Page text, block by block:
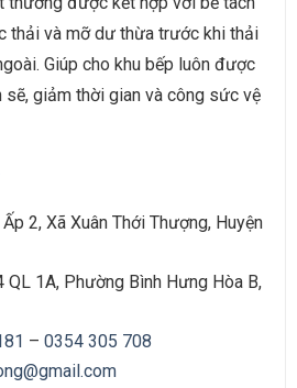
thải và mỡ dư thừa trước khi thải
Giúp cho khu bếp luôn được
sẽ, giảm thời gian và công sức vệ
2, Xã Xuân Thới Thượng, Huyện
1A, Phường Bình Hưng Hòa B,
– 0354 305 708